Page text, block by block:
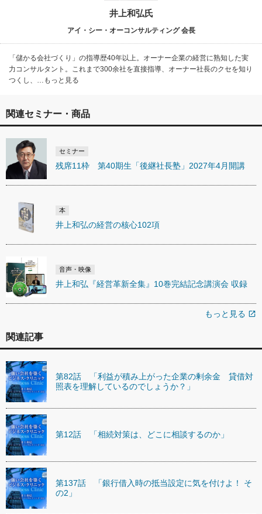
井上和弘氏
アイ・シー・オーコンサルティング 会長
「儲かる会社づくり」の指導歴40年以上。オーナー企業の経営に熟知した実
力コンサルタント。これまで300余社を直接指導、オーナー社長のクセを知り
つくし、…もっと見る
関連セミナー・商品
セミナー
残席11枠 第40期生「後継社長塾」2027年4月開講
本
井上和弘の経営の核心102項
音声・映像
井上和弘『経営革新全集』10巻完結記念講演会 収録
もっと見る open_in_new
関連記事
第82話 「利益が積み上がった企業の剰余金 貸借対
照表を理解しているのでしょうか？」
第12話 「相続対策は、どこに相談するのか」
第137話 「銀行借入時の抵当設定に気を付けよ！ そ
の2」